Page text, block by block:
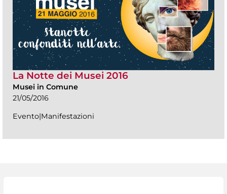
La Notte dei Musei 2016
Musei in Comune
21/05/2016
Evento|Manifestazioni